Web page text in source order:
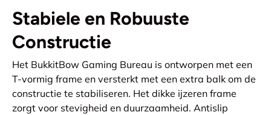
Stabiele en Robuuste
Constructie
Het BukkitBow Gaming Bureau is ontworpen met een
T-vormig frame en versterkt met een extra balk om de
constructie te stabiliseren. Het dikke ijzeren frame
zorgt voor stevigheid en duurzaamheid. Antislip